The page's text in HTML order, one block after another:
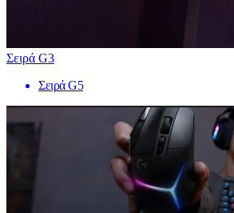
Σειρά G3
Σειρά G5